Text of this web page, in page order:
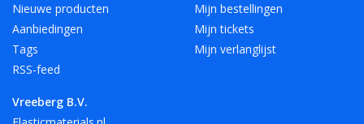
Nieuwe producten
Aanbiedingen
Tags
RSS-feed
Mijn bestellingen
Mijn tickets
Mijn verlanglijst
Vreeberg B.V.